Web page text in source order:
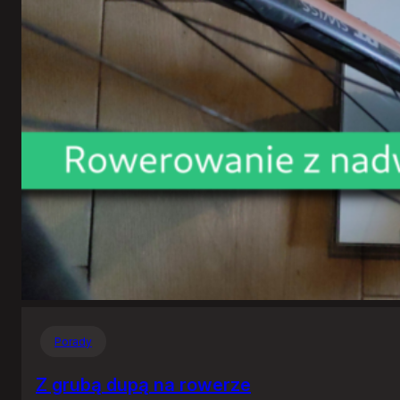
Porady
Z grubą dupą na rowerze